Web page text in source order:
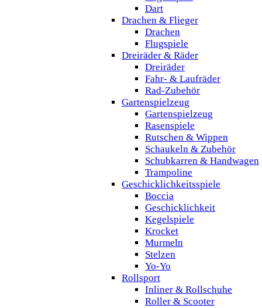
Dart
Drachen & Flieger
Drachen
Flugspiele
Dreiräder & Räder
Dreiräder
Fahr- & Laufräder
Rad-Zubehör
Gartenspielzeug
Gartenspielzeug
Rasenspiele
Rutschen & Wippen
Schaukeln & Zubehör
Schubkarren & Handwagen
Trampoline
Geschicklichkeitsspiele
Boccia
Geschicklichkeit
Kegelspiele
Krocket
Murmeln
Stelzen
Yo-Yo
Rollsport
Inliner & Rollschuhe
Roller & Scooter